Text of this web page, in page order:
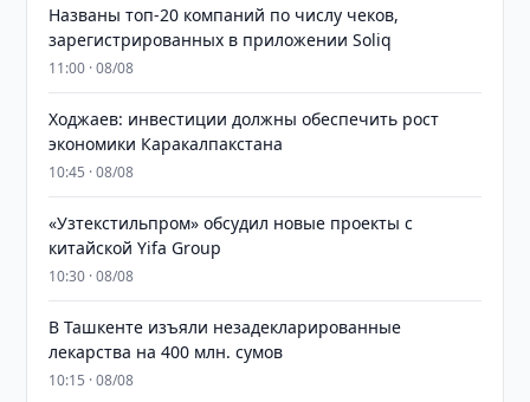
Названы топ-20 компаний по числу чеков,
зарегистрированных в приложении Soliq
11:00 · 08/08
Ходжаев: инвестиции должны обеспечить рост
экономики Каракалпакстана
10:45 · 08/08
«Узтекстильпром» обсудил новые проекты с
китайской Yifa Group
10:30 · 08/08
​​​​​​​В Ташкенте изъяли незадекларированные
лекарства на 400 млн. сумов
10:15 · 08/08